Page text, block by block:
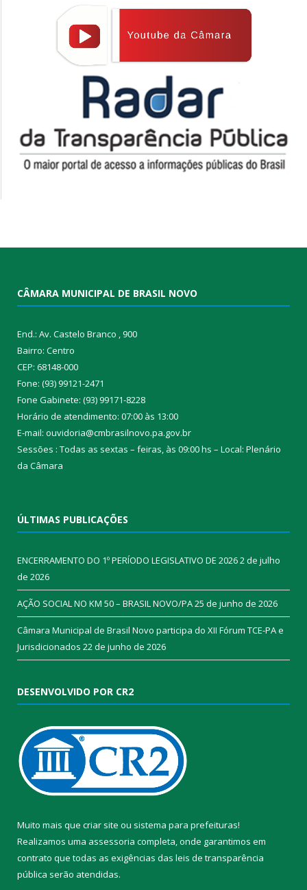
CÂMARA MUNICIPAL DE BRASIL NOVO
End.: Av. Castelo Branco , 900
Bairro: Centro
CEP: 68148-000
Fone: (93) 99121-2471
Fone Gabinete: (93) 99171-8228
Horário de atendimento: 07:00 às 13:00
E-mail: ouvidoria@cmbrasilnovo.pa.gov.br
Sessões : Todas as sextas – feiras, às 09:00 hs – Local: Plenário
da Câmara​
ÚLTIMAS PUBLICAÇÕES
ENCERRAMENTO DO 1º PERÍODO LEGISLATIVO DE 20262 de julho
de 2026
AÇÃO SOCIAL NO KM 50 – BRASIL NOVO/PA25 de junho de 2026
Câmara Municipal de Brasil Novo participa do XII Fórum TCE-PA e
Jurisdicionados 22 de junho de 2026
DESENVOLVIDO POR CR2
Muito mais que criar site ou sistema para prefeituras!
Realizamos uma assessoria completa, onde garantimos em
contrato que todas as exigências das leis de transparência
pública serão atendidas.